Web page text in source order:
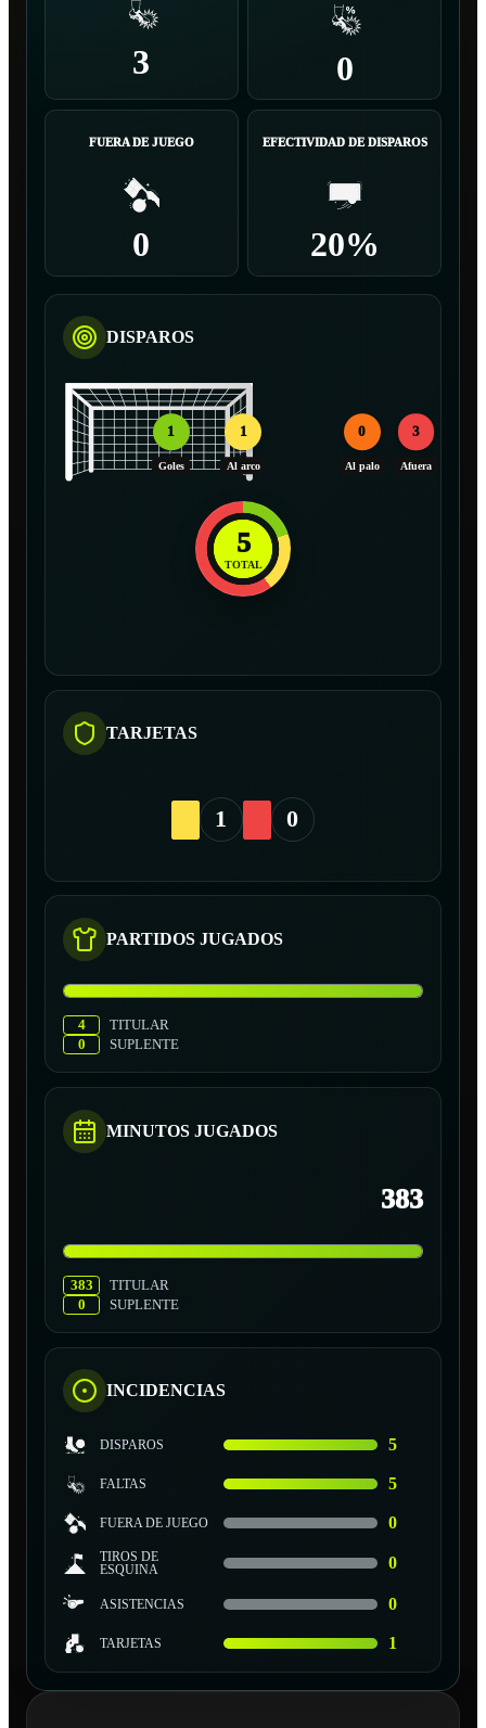
3 0
FUERA DE JUEGO
0
EFECTIVIDAD DE DISPAROS
20%
DISPAROS
1
Goles
1
Al arco
0
Al palo
3
Afuera
5
TOTAL
TARJETAS
1 0
PARTIDOS JUGADOS
4
TITULAR
0
SUPLENTE
MINUTOS JUGADOS
383
383
TITULAR
0
SUPLENTE
INCIDENCIAS
DISPAROS 5
FALTAS 5
FUERA DE JUEGO 0
TIROS DE
ESQUINA
0
ASISTENCIAS 0
TARJETAS 1